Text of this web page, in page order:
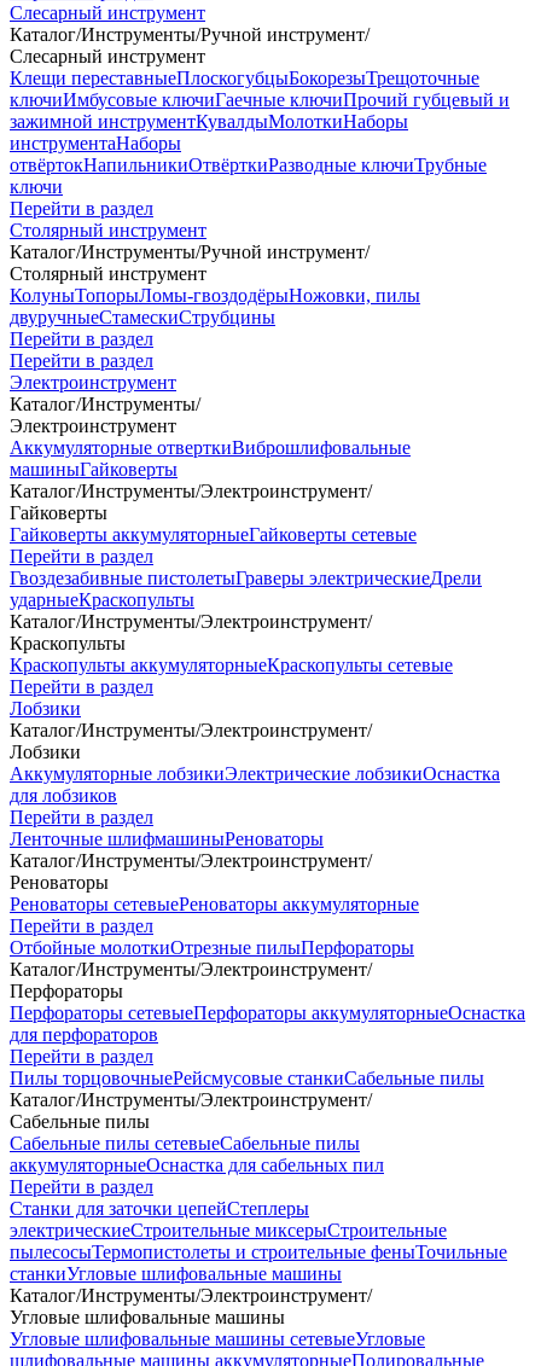
Слесарный инструмент
Каталог/Инструменты/Ручной инструмент/
Слесарный инструмент
Клещи переставныеПлоскогубцыБокорезыТрещоточные
ключиИмбусовые ключиГаечные ключиПрочий губцевый и
зажимной инструментКувалдыМолоткиНаборы
инструментаНаборы
отвёртокНапильникиОтвёрткиРазводные ключиТрубные
ключи
Перейти в раздел
Столярный инструмент
Каталог/Инструменты/Ручной инструмент/
Столярный инструмент
КолуныТопорыЛомы-гвоздодёрыНожовки, пилы
двуручныеСтамескиСтрубцины
Перейти в раздел
Перейти в раздел
Электроинструмент
Каталог/Инструменты/
Электроинструмент
Аккумуляторные отверткиВиброшлифовальные
машиныГайковерты
Каталог/Инструменты/Электроинструмент/
Гайковерты
Гайковерты аккумуляторныеГайковерты сетевые
Перейти в раздел
Гвоздезабивные пистолетыГраверы электрическиеДрели
ударныеКраскопульты
Каталог/Инструменты/Электроинструмент/
Краскопульты
Краскопульты аккумуляторныеКраскопульты сетевые
Перейти в раздел
Лобзики
Каталог/Инструменты/Электроинструмент/
Лобзики
Аккумуляторные лобзикиЭлектрические лобзикиОснастка
для лобзиков
Перейти в раздел
Ленточные шлифмашиныРеноваторы
Каталог/Инструменты/Электроинструмент/
Реноваторы
Реноваторы сетевыеРеноваторы аккумуляторные
Перейти в раздел
Отбойные молоткиОтрезные пилыПерфораторы
Каталог/Инструменты/Электроинструмент/
Перфораторы
Перфораторы сетевыеПерфораторы аккумуляторныеОснастка
для перфораторов
Перейти в раздел
Пилы торцовочныеРейсмусовые станкиСабельные пилы
Каталог/Инструменты/Электроинструмент/
Сабельные пилы
Сабельные пилы сетевыеСабельные пилы
аккумуляторныеОснастка для сабельных пил
Перейти в раздел
Станки для заточки цепейСтеплеры
электрическиеСтроительные миксерыСтроительные
пылесосыТермопистолеты и строительные феныТочильные
станкиУгловые шлифовальные машины
Каталог/Инструменты/Электроинструмент/
Угловые шлифовальные машины
Угловые шлифовальные машины сетевыеУгловые
шлифовальные машины аккумуляторныеПолировальные